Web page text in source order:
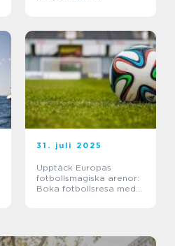
31. juli 2025
Upptäck Europas
fotbollsmagiska arenor:
Boka fotbollsresa med